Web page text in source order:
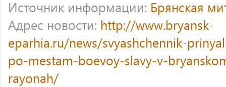
Источник информации: Брянская
Адрес новости: http://www.bryansk-
eparhia.ru/news/svyashchennik-
po-mestam-boevoy-slavy-v-
rayonah/